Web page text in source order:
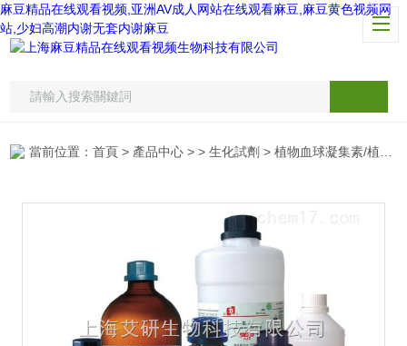
麻豆精品在线观看视频,亚洲AV成人网站在线观看麻豆,麻豆黄色视频网
站,少妇高潮内谢无套内谢麻豆
當前位置：首頁 > 產品中心 > >生化試劑 > 植物血球凝集素/植物血凝素/PHA